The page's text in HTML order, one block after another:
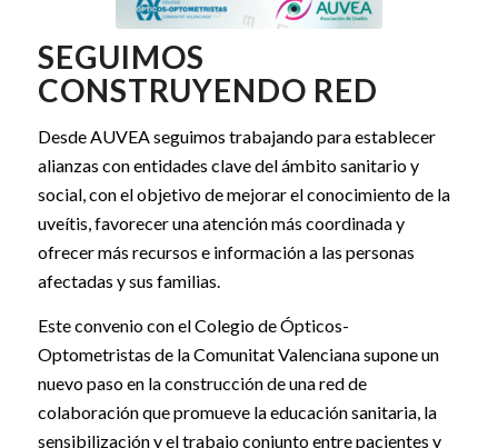
SEGUIMOS
CONSTRUYENDO RED
Desde AUVEA seguimos trabajando para establecer
alianzas con entidades clave del ámbito sanitario y
social, con el objetivo de mejorar el conocimiento de la
uveítis, favorecer una atención más coordinada y
ofrecer más recursos e información a las personas
afectadas y sus familias.
Este convenio con el Colegio de Ópticos-
Optometristas de la Comunitat Valenciana supone un
nuevo paso en la construcción de una red de
colaboración que promueve la educación sanitaria, la
sensibilización y el trabajo conjunto entre pacientes y